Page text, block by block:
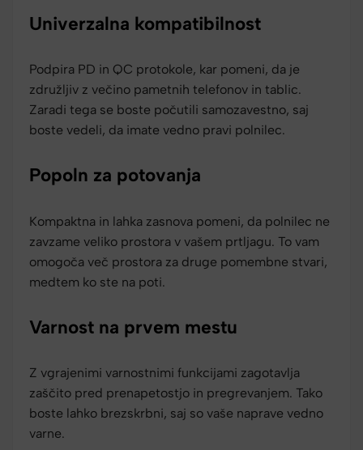
Univerzalna kompatibilnost
Podpira PD in QC protokole, kar pomeni, da je
združljiv z večino pametnih telefonov in tablic.
Zaradi tega se boste počutili samozavestno, saj
boste vedeli, da imate vedno pravi polnilec.
Popoln za potovanja
Kompaktna in lahka zasnova pomeni, da polnilec ne
zavzame veliko prostora v vašem prtljagu. To vam
omogoča več prostora za druge pomembne stvari,
medtem ko ste na poti.
Varnost na prvem mestu
Z vgrajenimi varnostnimi funkcijami zagotavlja
zaščito pred prenapetostjo in pregrevanjem. Tako
boste lahko brezskrbni, saj so vaše naprave vedno
varne.